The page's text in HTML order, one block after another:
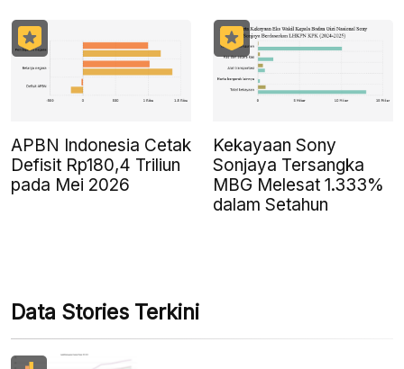
APBN Indonesia Cetak
Defisit Rp180,4 Triliun
pada Mei 2026
Kekayaan Sony
Sonjaya Tersangka
MBG Melesat 1.333%
dalam Setahun
Data Stories Terkini